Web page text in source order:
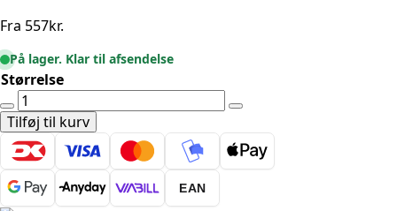
Fra 557kr.
På lager. Klar til afsendelse
Størrelse
Naveh
-
Flowers
Crème-
multi
antal
Tilføj til kurv
EAN